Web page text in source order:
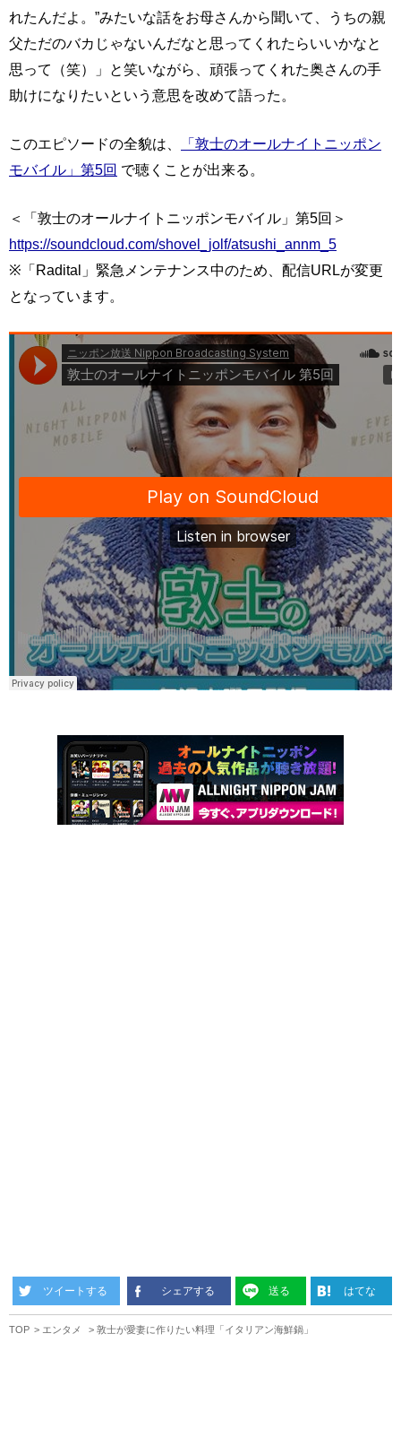
れたんだよ。”みたいな話をお母さんから聞いて、うちの親
父ただのバカじゃないんだなと思ってくれたらいいかなと
思って（笑）」と笑いながら、頑張ってくれた奥さんの手
助けになりたいという意思を改めて語った。
このエピソードの全貌は、
「敦士のオールナイトニッポン
モバイル」第5回 で聴くことが出来る。
＜「敦士のオールナイトニッポンモバイル」第5回＞
https://soundcloud.com/shovel_jolf/atsushi_annm_5
※「Radital」緊急メンテナンス中のため、配信URLが変更
となっています。
ツイートする シェアする 送る はてな
TOP エンタメ 敦士が愛妻に作りたい料理「イタリアン海鮮鍋」